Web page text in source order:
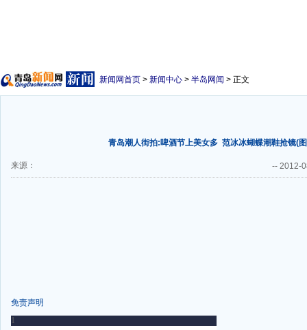
新闻网首页 > 新闻中心 > 半岛网闻 > 正文
青岛潮人街拍:啤酒节上美女多 范冰冰蝴蝶潮鞋抢镜(
来源： -- 2012-
免责声明